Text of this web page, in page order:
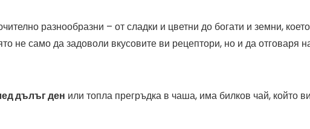
разнообразни – от сладки и цветни до богати и земни, което
не само да задоволи вкусовите ви рецептори, но и да отговаря
дълъг ден или топла прегръдка в чаша, има билков чай, който